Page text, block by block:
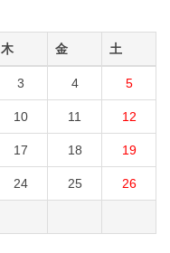
木 金 土
3 4 5
10 11 12
17 18 19
24 25 26